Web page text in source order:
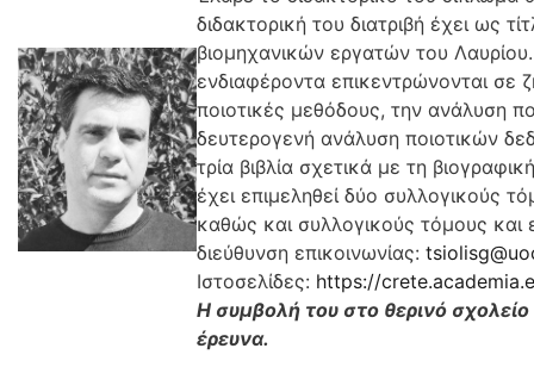
διδακτορική του διατριβή έχει ως
βιομηχανικών εργατών του
ενδιαφέροντα επικεντρώνονται σε
ποιοτικές μεθόδους, την ανάλυση
δευτερογενή ανάλυση ποιοτικών
τρία βιβλία σχετικά με τη
έχει επιμεληθεί δύο συλλογικούς
καθώς και συλλογικούς τόμους και
διεύθυνση επικοινωνίας:
Ιστοσελίδες: https://
Η συμβολή του στο θερινό
έρευνα.